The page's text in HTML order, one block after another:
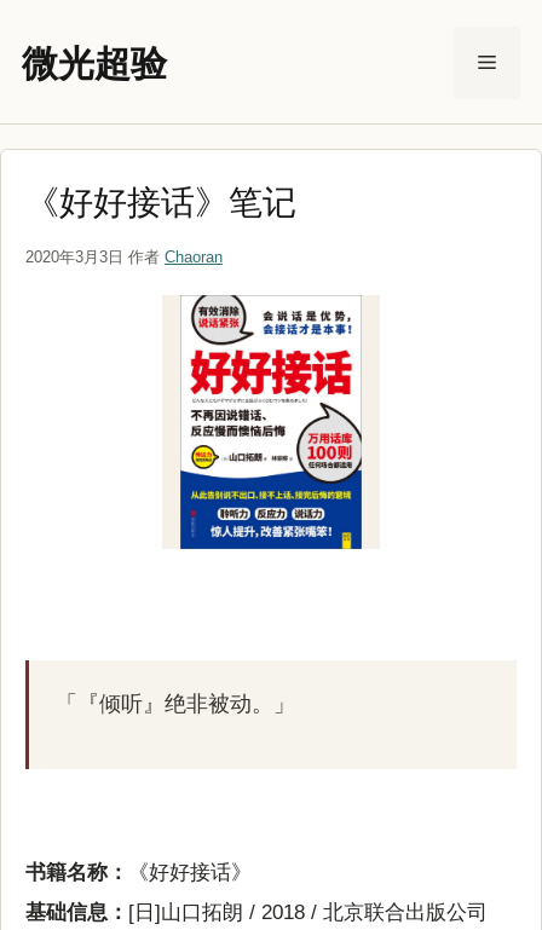
微光超验 菜
《好好接话》笔记
2020年3月3日 作者 Chaoran
「『倾听』绝非被动。」
书籍名称：
《好好接话》
基础信息： [日]山口拓朗 / 2018 / 北京联合出版公司